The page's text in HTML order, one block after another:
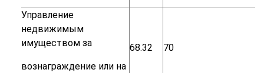
Управление
недвижимым
имуществом за
вознаграждение или на
68.32 70